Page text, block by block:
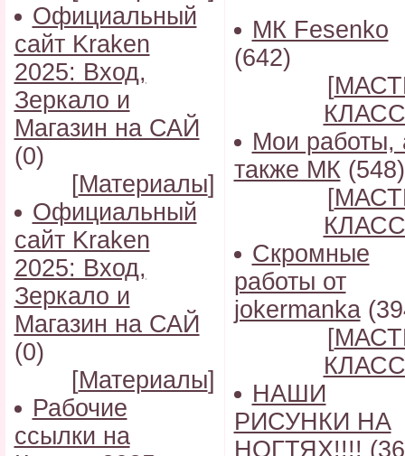
Официальный
сайт Kraken
2025: Вход,
Зеркало и
Магазин на САЙ
(0)
[Материалы]
Официальный
сайт Kraken
2025: Вход,
Зеркало и
Магазин на САЙ
(0)
[Материалы]
Рабочие
ссылки на
МК Fesenko
(642)
[
Мои работы,
также МК (548)
[
Скромные
работы от
jokermanka
[
НАШИ
РИСУНКИ НА
НОГТЯХ!!!!